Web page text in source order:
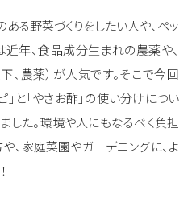
る野菜づくりをしたい人や、ペッ
年、食品成分生まれの農薬や、
農薬）が人気です。そこで今回
と「やさお酢」の使い分けについ
した。環境や人にもなるべく負担
、家庭菜園やガーデニングに、よ